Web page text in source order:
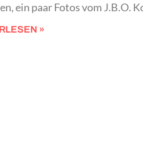
ein paar Fotos vom J.B.O.
»